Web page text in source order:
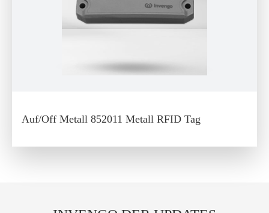
Auf/Off Metall 852011 Metall RFID Tag